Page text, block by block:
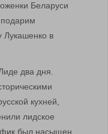
Беларуси
Лукашенко в
два дня.
кухней,
лидское
был насыщен